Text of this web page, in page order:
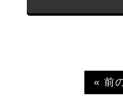
« 前